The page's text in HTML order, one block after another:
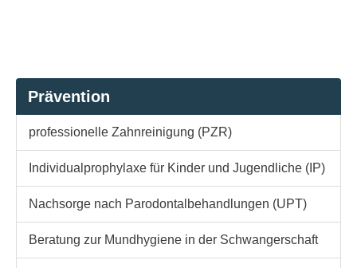
Prävention
professionelle Zahnreinigung (PZR)
Individualprophylaxe für Kinder und Jugendliche (IP)
Nachsorge nach Parodontalbehandlungen (UPT)
Beratung zur Mundhygiene in der Schwangerschaft